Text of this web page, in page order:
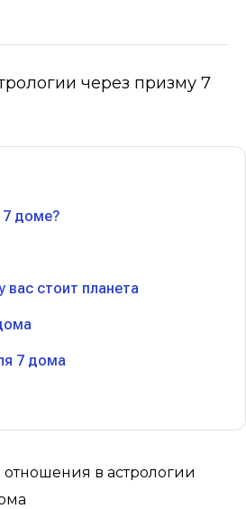
через призму 7
7 доме?
вас стоит планета
7 дома
в астрологии